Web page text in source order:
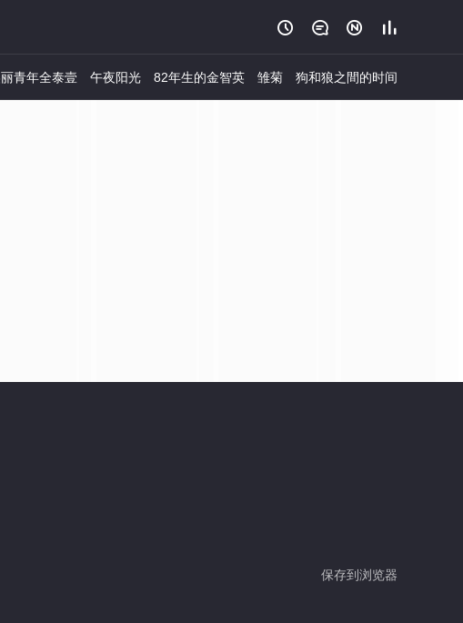
   
青年全泰壹 午夜阳光 82年生的金智英 雏菊 狗和狼之間的时间
保存到浏览器